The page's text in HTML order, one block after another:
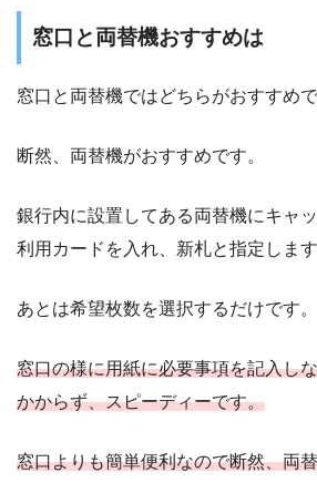
窓口と両替機おすすめは
窓口と両替機ではどちらがおすすめ
断然、両替機がおすすめです。
銀行内に設置してある両替機にキャ
利用カードを入れ、新札と指定します
あとは希望枚数を選択するだけです。
窓口の様に用紙に必要事項を記入し
かからず、スピーディーです。
窓口よりも簡単便利なので断然、両